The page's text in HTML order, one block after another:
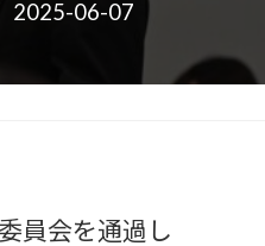
最
新
2025-06-07
員会を通過し